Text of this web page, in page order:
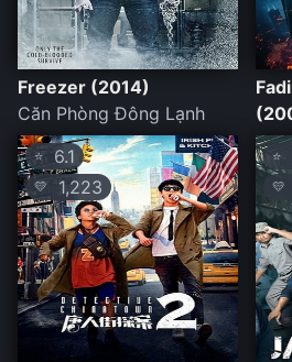
Freezer (2014)
Căn Phòng Đông Lạnh
⭐ 6.1
💛 1,223
⭐
💛